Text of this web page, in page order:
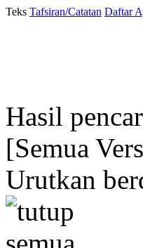
Teks Tafsiran/Catatan Daftar
Hasil
[Semua
Urutkan